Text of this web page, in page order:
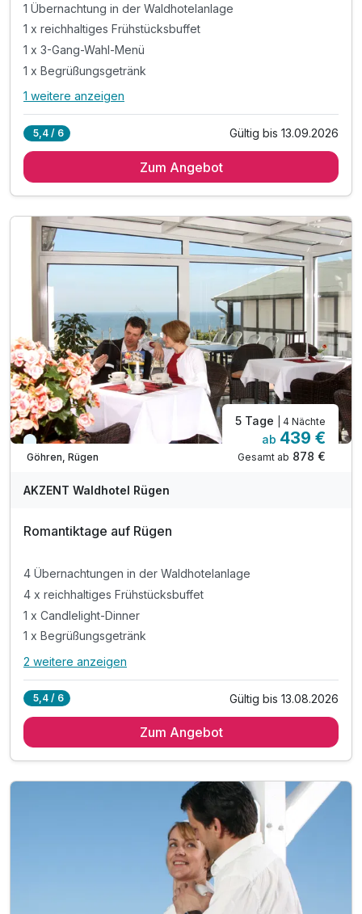
1 Übernachtung in der Waldhotelanlage
1 x reichhaltiges Frühstücksbuffet
1 x 3-Gang-Wahl-Menü
1 x Begrüßungsgetränk
Alle Inklusivleistungen
1 x reichhaltiges Frühstücksbuffet
inkl. WLAN Nutzung
1 weitere anzeigen
5,4 / 6 Gültig bis 13.09.2026
Zum Angebot
Kurzfristig verfügbar
Göhren, Rügen
5 Tage | 4 Nächte
ab 439 €
Gesamt ab 878 €
AKZENT Waldhotel Rügen
Romantiktage auf Rügen
4 Übernachtungen in der Waldhotelanlage
4 x reichhaltiges Frühstücksbuffet
1 x Candlelight-Dinner
1 x Begrüßungsgetränk
Alle Inklusivleistungen
4 x reichhaltiges Frühstücksbuffet
inkl. Nutzung des Schwimmbades
2 weitere anzeigen
5,4 / 6 Gültig bis 13.08.2026
Zum Angebot